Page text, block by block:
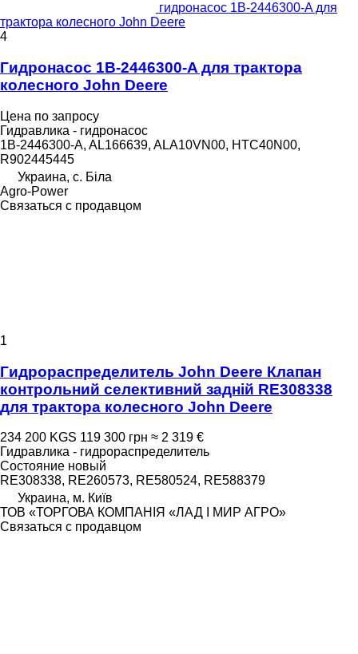
гидронасос 1B-2446300-A для
трактора колесного John Deere
4
Гидронасос 1B-2446300-A для трактора
колесного John Deere
Цена по запросу
Гидравлика - гидронасос
1B-2446300-A, AL166639, ALA10VN00, HTC40N00,
R902445445
Украина, с. Біла
Agro-Power
Связаться с продавцом
1
Гидрораспределитель John Deere Клапан
контрольний селективний задній RE308338
для трактора колесного John Deere
234 200 KGS 119 300 грн ≈ 2 319 €
Гидравлика - гидрораспределитель
Состояние новый
RE308338, RE260573, RE580524, RE588379
Украина, м. Київ
ТОВ «ТОРГОВА КОМПАНІЯ «ЛАД І МИР АГРО»
Связаться с продавцом